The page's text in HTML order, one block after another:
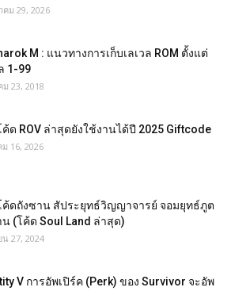
ม 29, 2026
M : แนวทางการเก็บเลเวล ROM ตั้งแต่
1-99
23, 2018
ค้ด ROV ล่าสุดยังใช้งานได้ปี 2025 Giftcode
16, 2026
ค้ดถังซาน สัประยุทธ์วิญญาจารย์ จอมยุทธ์ภูต
น (โค้ด Soul Land ล่าสุด)
27, 2024
V การอัพเปิร์ค (Perk) ของ Survivor จะอัพ